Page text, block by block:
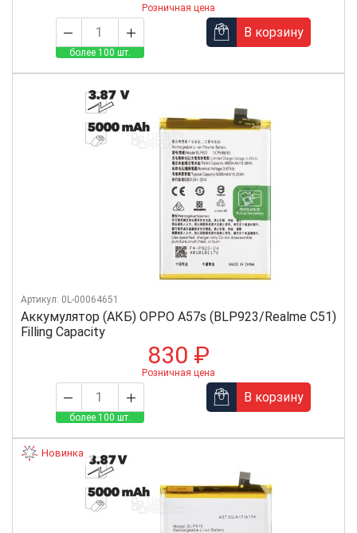
Розничная цена
более 100 шт.
В корзину
Аккумулятор (АКБ) OPPO A57s (BLP923/Realme C51)
Filling Capacity
Артикул: 0L-00064651
830 ₽
Розничная цена
более 100 шт.
В корзину
Новинка